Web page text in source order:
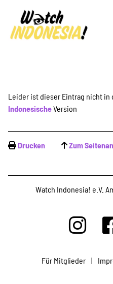
Leider ist dieser Eintrag nicht in
IndonesischeVersion
Drucken Zum
Watch Indonesia! e.V.
Für Mitglieder |